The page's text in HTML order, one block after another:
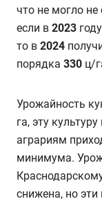
что не могло не
если в 2023
то в 2024
порядка 330 ц/
Урожайность
га, эту
аграриям
минимума.
снижена, но эти